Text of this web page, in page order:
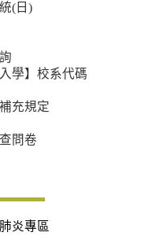
(日)
學】校系代碼
充規定
問卷
炎專區